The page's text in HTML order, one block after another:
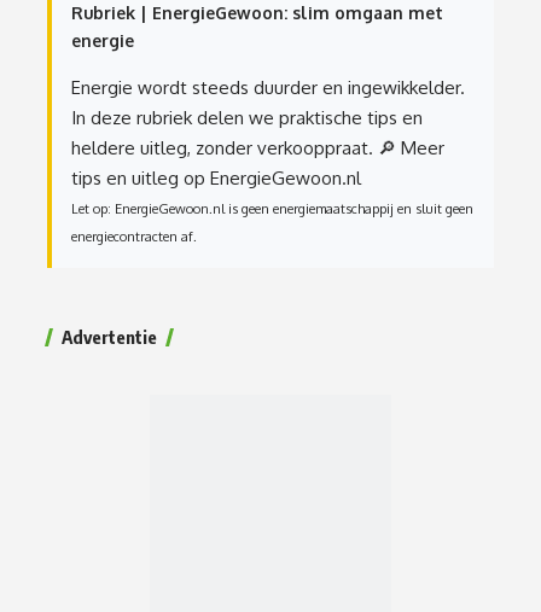
Rubriek | EnergieGewoon: slim omgaan met
energie
Energie wordt steeds duurder en ingewikkelder.
In deze rubriek delen we praktische tips en
heldere uitleg, zonder verkooppraat. 🔎 Meer
tips en uitleg op EnergieGewoon.nl
Let op: EnergieGewoon.nl is geen energiemaatschappij en sluit geen
energiecontracten af.
Advertentie